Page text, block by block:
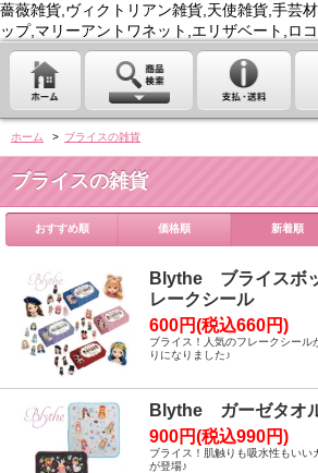
薔薇雑貨,ヴィクトリアン雑貨,天使雑貨,手芸
ップ,マリーアントワネット,エリザベート,ロコ
ホーム > ブライスの雑貨
ブライスの雑貨
おすすめ順 価格順 新着順
Blythe ブライスボ
レークシール
600円(税込660円)
ブライス！人気のフレークシール
りになりました♪
Blythe ガーゼタオ
900円(税込990円)
ブライス！肌触りも吸水性もいい
が登場♪